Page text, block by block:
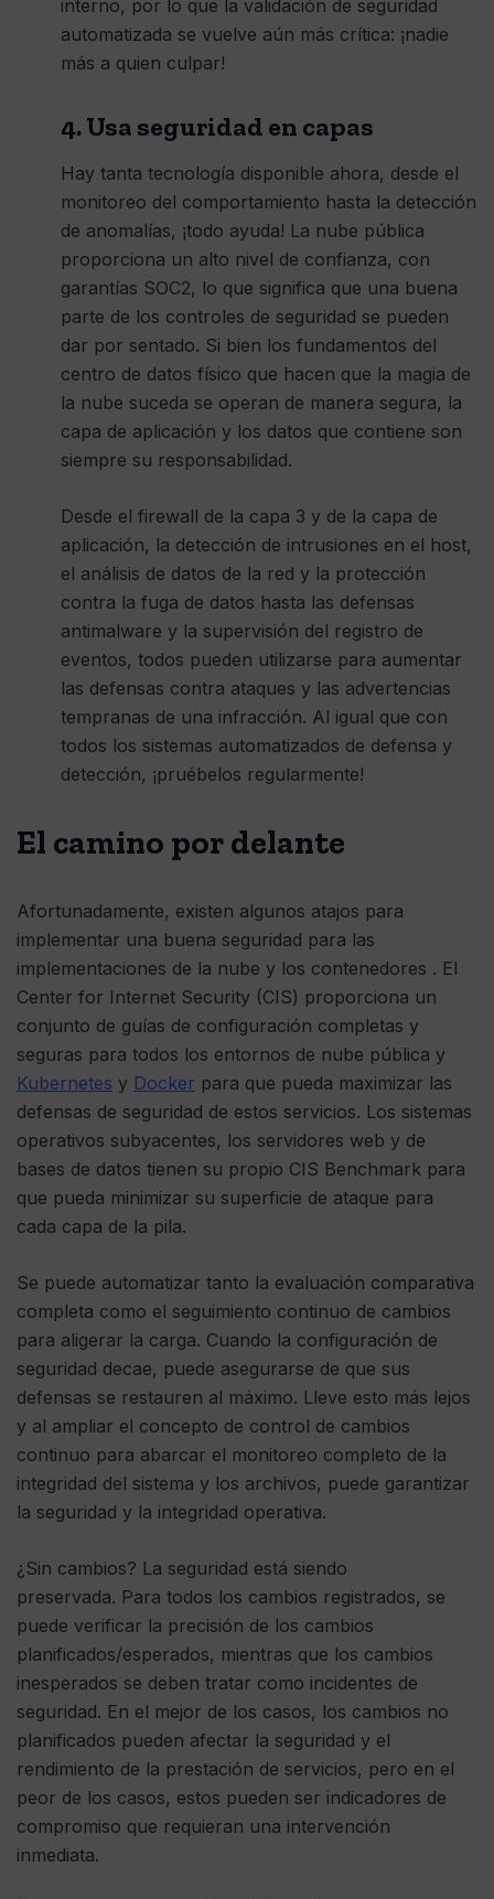
interno, por lo que la validación de seguridad
automatizada se vuelve aún más crítica: ¡nadie
más a quien culpar!
4. Usa seguridad en capas
Hay tanta tecnología disponible ahora, desde el
monitoreo del comportamiento hasta la detección
de anomalías, ¡todo ayuda! La nube pública
proporciona un alto nivel de confianza, con
garantías SOC2, lo que significa que una buena
parte de los controles de seguridad se pueden
dar por sentado. Si bien los fundamentos del
centro de datos físico que hacen que la magia de
la nube suceda se operan de manera segura, la
capa de aplicación y los datos que contiene son
siempre su responsabilidad.
Desde el firewall de la capa 3 y de la capa de
aplicación, la detección de intrusiones en el host,
el análisis de datos de la red y la protección
contra la fuga de datos hasta las defensas
antimalware y la supervisión del registro de
eventos, todos pueden utilizarse para aumentar
las defensas contra ataques y las advertencias
tempranas de una infracción. Al igual que con
todos los sistemas automatizados de defensa y
detección, ¡pruébelos regularmente!
El camino por delante
Afortunadamente, existen algunos atajos para
implementar una buena seguridad para las
implementaciones de la nube y los contenedores . El
Center for Internet Security (CIS) proporciona un
conjunto de guías de configuración completas y
seguras para todos los entornos de nube pública y
Kubernetes y Docker para que pueda maximizar las
defensas de seguridad de estos servicios. Los sistemas
operativos subyacentes, los servidores web y de
bases de datos tienen su propio CIS Benchmark para
que pueda minimizar su superficie de ataque para
cada capa de la pila.
Se puede automatizar tanto la evaluación comparativa
completa como el seguimiento continuo de cambios
para aligerar la carga. Cuando la configuración de
seguridad decae, puede asegurarse de que sus
defensas se restauren al máximo. Lleve esto más lejos
y al ampliar el concepto de control de cambios
continuo para abarcar el monitoreo completo de la
integridad del sistema y los archivos, puede garantizar
la seguridad y la integridad operativa.
¿Sin cambios? La seguridad está siendo
preservada. Para todos los cambios registrados, se
puede verificar la precisión de los cambios
planificados/esperados, mientras que los cambios
inesperados se deben tratar como incidentes de
seguridad. En el mejor de los casos, los cambios no
planificados pueden afectar la seguridad y el
rendimiento de la prestación de servicios, pero en el
peor de los casos, estos pueden ser indicadores de
compromiso que requieran una intervención
inmediata.